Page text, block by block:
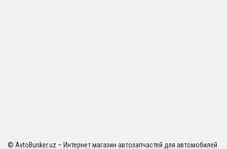
© AvtoBunker.uz – Интернет магазин автозапчастей для автомобилей